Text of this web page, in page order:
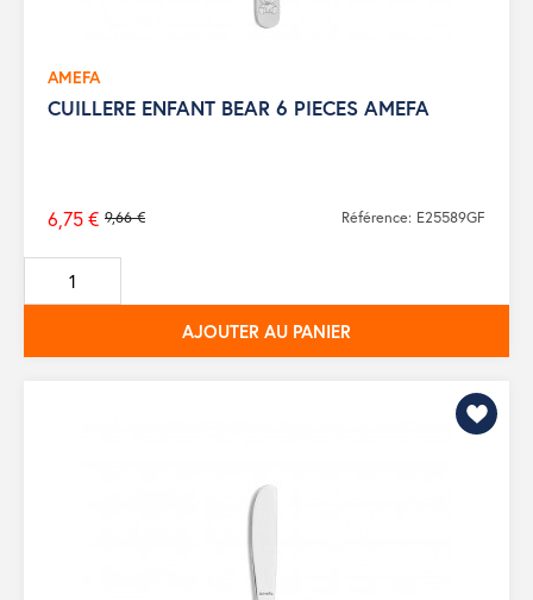
AMEFA
CUILLERE ENFANT BEAR 6 PIECES AMEFA
Prix
de
base
9,66 €
6,75 € Référence: E25589GF
AJOUTER AU PANIER